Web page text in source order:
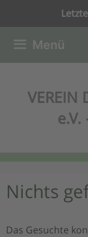
springen
Menü
VEREIN
e.V.
Nichts
Das Gesuchte